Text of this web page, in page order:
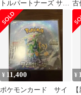
トルパートナーズ サイ
バージャッジ シュリン
ク付き
古
ジ
¥ 11,400
ポケモンカード サイ
¥